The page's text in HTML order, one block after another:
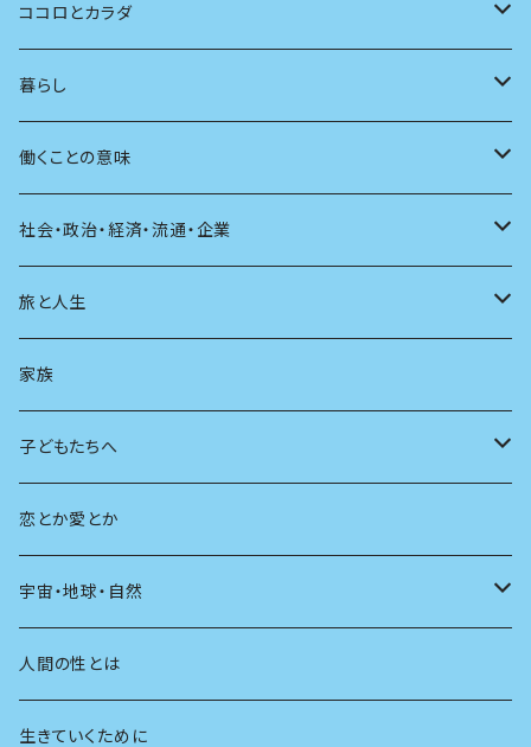
批評
アンソロジー
自伝・伝記
その他
インテリア
ファッション
建築
スポーツ
AIと社会
広告
テレビ
ラジオ
マガジン
その他
アニメ
日本の芸能
読書
自分で読めるようになったら
大人も楽しい絵本
海外絵本
童話
その他
男性作家
女性作家
その他
ココロとカラダ
フェミニズム
カウンセリング
人間関係
健康
暮らし
料理
育児
日常生活
学ぶ楽しみ
働くことの意味
仕事のヒント
社会・政治・経済・流通・企業
過去
現在
未来
旅と人生
旅
人生
家族
子どもたちへ
教育
友達
学校
恋とか愛とか
宇宙・地球・自然
動物
植物
人間の性とは
生きていくために